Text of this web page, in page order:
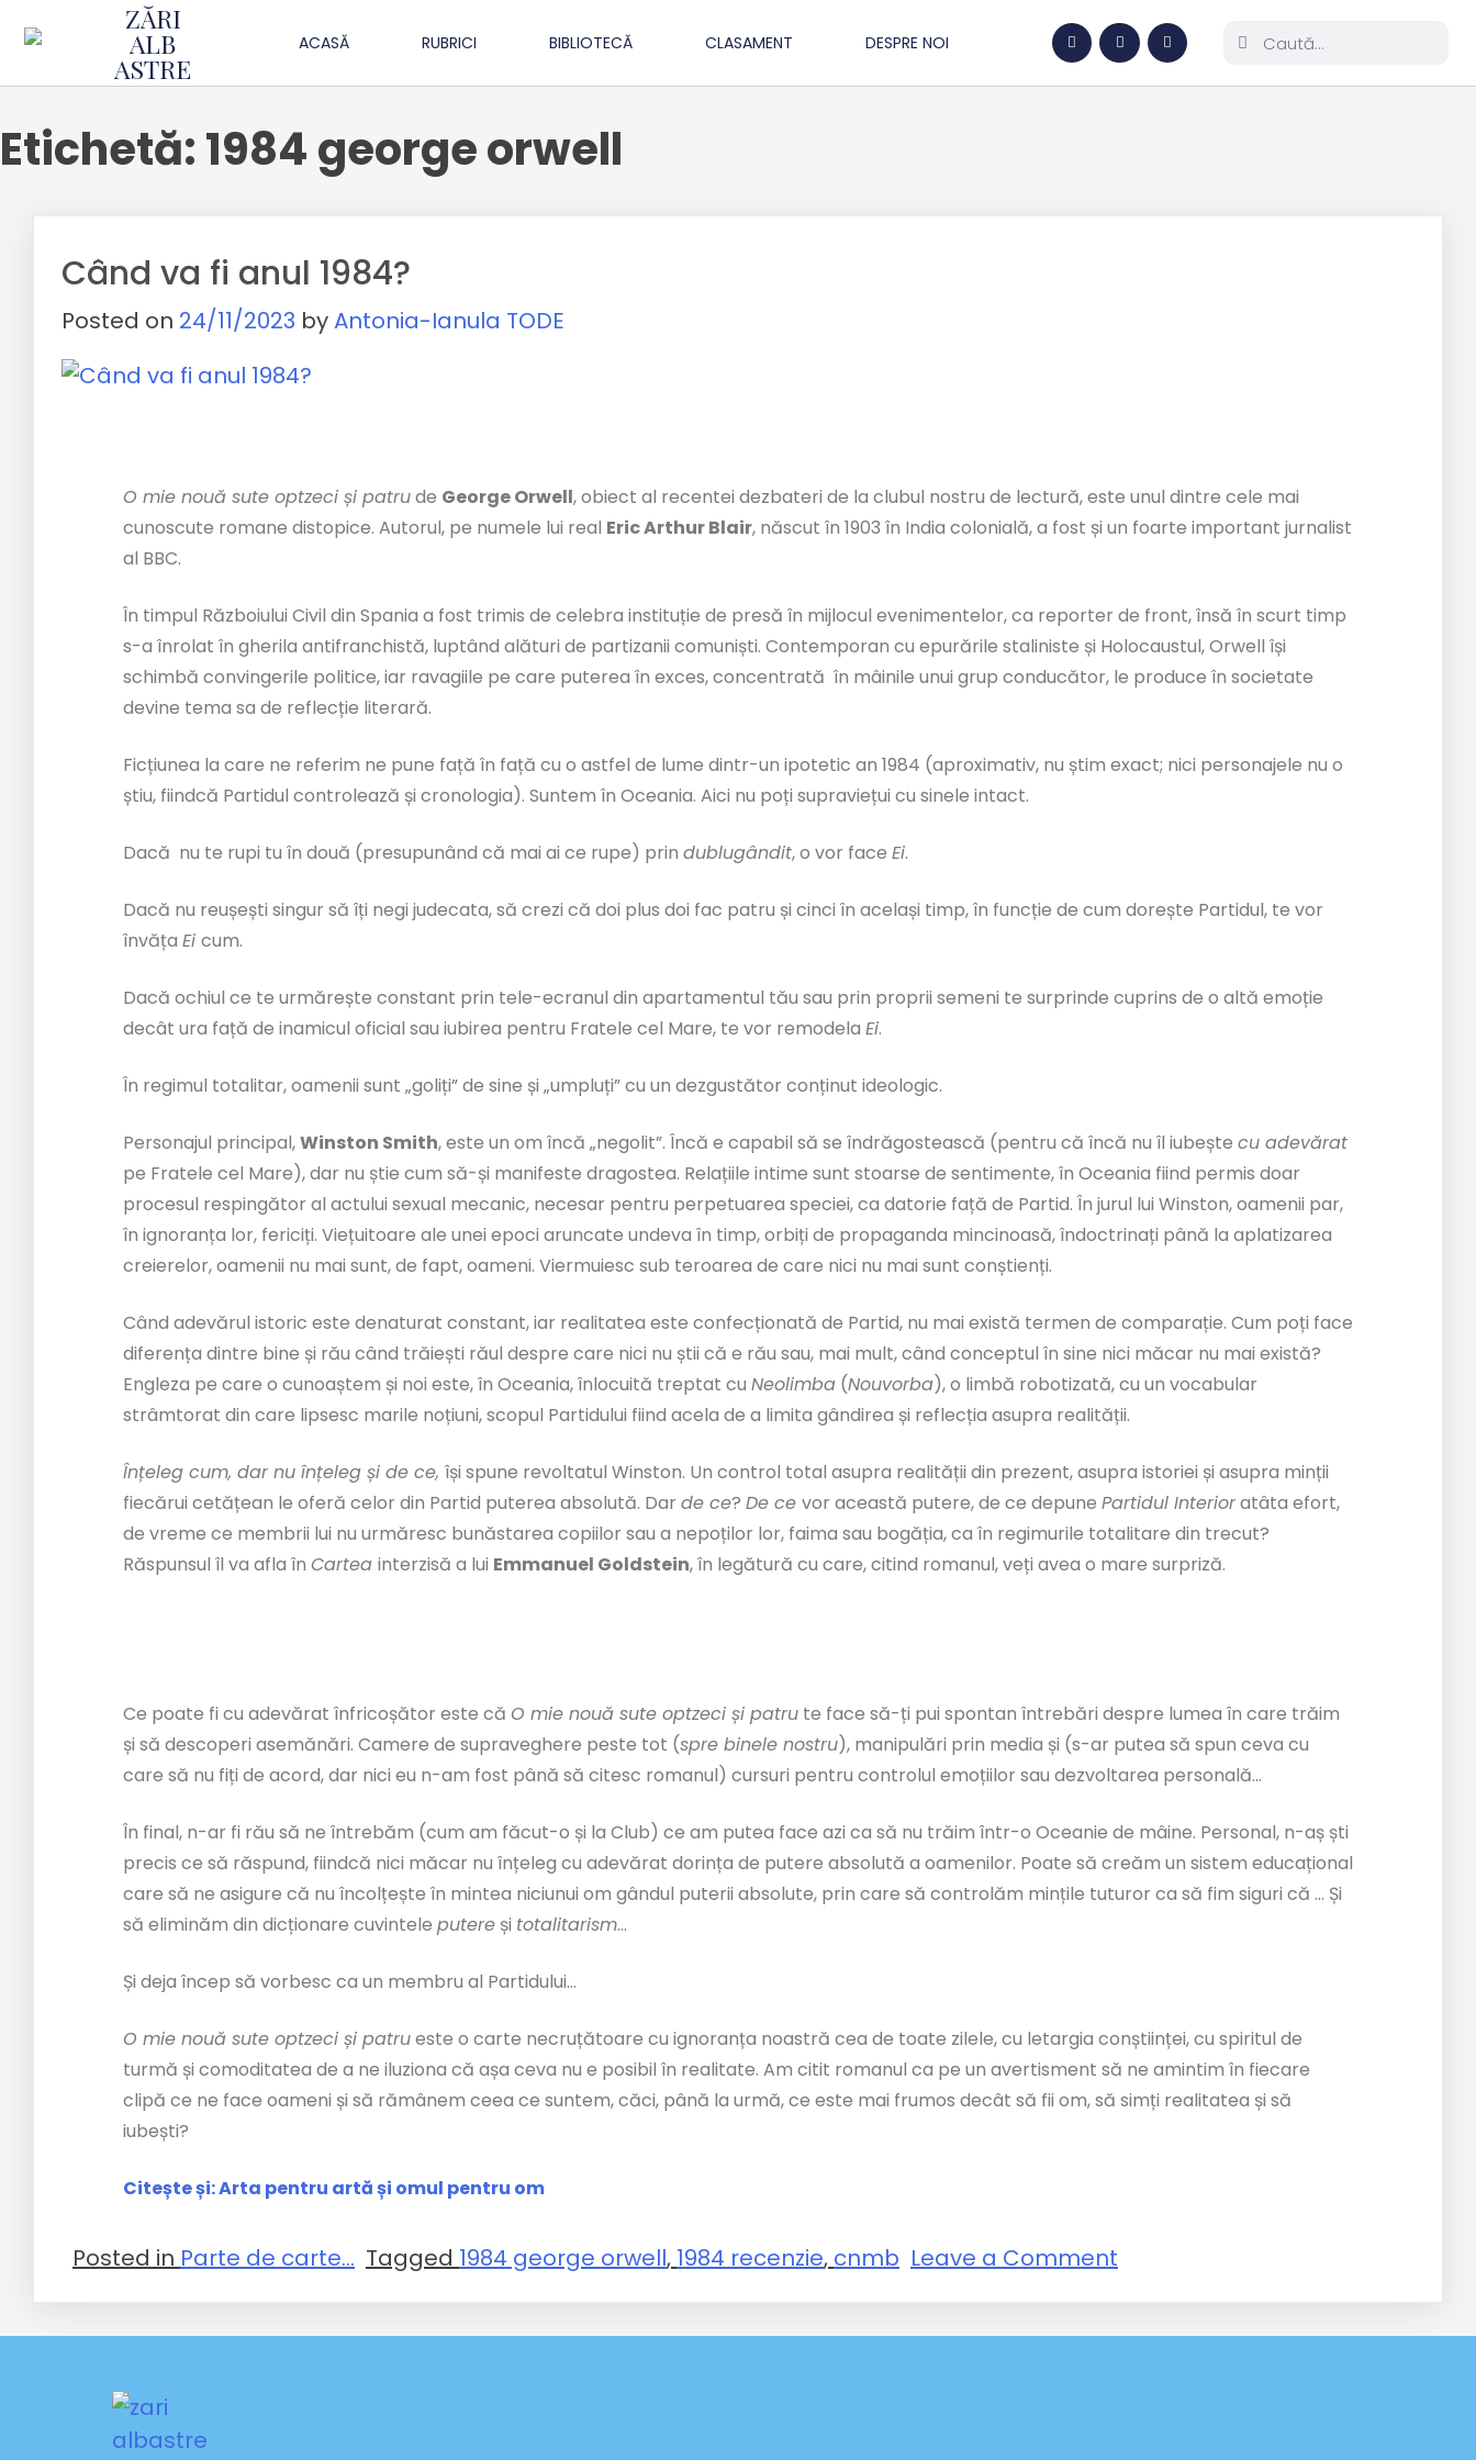
ZĂRI
ALB
ASTRE
ACASĂ RUBRICI BIBLIOTECĂ CLASAMENT DESPRE NOI
Etichetă:1984 george orwell
Când va fi anul 1984?
Posted on 24/11/2023 byAntonia-Ianula TODE
O mie nouă sute optzeci și patrude George Orwell, obiect al recentei dezbateri de la clubul nostru de lectură, este unul dintre cele mai
cunoscute romane distopice. Autorul, pe numele lui real Eric Arthur Blair, născut în 1903 în India colonială, a fost și un foarte important jurnalist
al BBC.
În timpul Războiului Civil din Spania a fost trimis de celebra instituție de presă în mijlocul evenimentelor, ca reporter de front, însă în scurt timp
s-a înrolat în gherila antifranchistă, luptând alături de partizanii comuniști. Contemporan cu epurările staliniste și Holocaustul, Orwell își
schimbă convingerile politice, iar ravagiile pe care puterea în exces, concentrată în mâinile unui grup conducător, le produce în societate
devine tema sa de reflecție literară.
Ficțiunea la care ne referim ne pune față în față cu o astfel de lume dintr-un ipotetic an 1984 (aproximativ, nu știm exact; nici personajele nu o
știu, fiindcă Partidul controlează și cronologia). Suntem în Oceania. Aici nu poți supraviețui cu sinele intact.
Dacă nu te rupi tu în două (presupunând că mai ai ce rupe) prin dublugândit, o vor face Ei.
Dacă nu reușești singur să îți negi judecata, să crezi că doi plus doi fac patru și cinci în același timp, în funcție de cum dorește Partidul, te vor
învăța Ei cum.
Dacă ochiul ce te urmărește constant prin tele-ecranul din apartamentul tău sau prin proprii semeni te surprinde cuprins de o altă emoție
decât ura față de inamicul oficial sau iubirea pentru Fratele cel Mare, te vor remodela Ei.
În regimul totalitar, oamenii sunt „goliți” de sine și „umpluți” cu un dezgustător conținut ideologic.
Personajul principal,Winston Smith, este un om încă „negolit”. Încă e capabil să se îndrăgostească (pentru că încă nu îl iubește cu adevărat
pe Fratele cel Mare), dar nu știe cum să-și manifeste dragostea. Relațiile intime sunt stoarse de sentimente, în Oceania fiind permis doar
procesul respingător al actului sexual mecanic, necesar pentru perpetuarea speciei, ca datorie față de Partid. În jurul lui Winston, oamenii par,
în ignoranța lor, fericiți. Viețuitoare ale unei epoci aruncate undeva în timp, orbiți de propaganda mincinoasă, îndoctrinați până la aplatizarea
creierelor, oamenii nu mai sunt, de fapt, oameni. Viermuiesc sub teroarea de care nici nu mai sunt conștienți.
Când adevărul istoric este denaturat constant, iar realitatea este confecționată de Partid, nu mai există termen de comparație. Cum poți face
diferența dintre bine și rău când trăiești răul despre care nici nu știi că e rău sau, mai mult, când conceptul în sine nici măcar nu mai există?
Engleza pe care o cunoaștem și noi este, în Oceania, înlocuită treptat cu Neolimba (Nouvorba), o limbă robotizată, cu un vocabular
strâmtorat din care lipsesc marile noțiuni, scopul Partidului fiind acela de a limita gândirea și reflecția asupra realității.
Înțeleg cum, dar nu înțeleg și de ce, își spune revoltatul Winston. Un control total asupra realității din prezent, asupra istoriei și asupra minții
fiecărui cetățean le oferă celor din Partid puterea absolută. Dar de ce? De ce vor această putere, de ce depune Partidul Interioratâta efort,
de vreme ce membrii lui nu urmăresc bunăstarea copiilor sau a nepoților lor, faima sau bogăția, ca în regimurile totalitare din trecut?
Răspunsul îl va afla în Cartea interzisă a lui Emmanuel Goldstein, în legătură cu care, citind romanul, veți avea o mare surpriză.
Ce poate fi cu adevărat înfricoșător este că O mie nouă sute optzeci și patru te face să-ți pui spontan întrebări despre lumea în care trăim
și să descoperi asemănări. Camere de supraveghere peste tot (spre binele nostru), manipulări prin media și (s-ar putea să spun ceva cu
care să nu fiți de acord, dar nici eu n-am fost până să citesc romanul) cursuri pentru controlul emoțiilor sau dezvoltarea personală…
În final, n-ar fi rău să ne întrebăm (cum am făcut-o și la Club) ce am putea face azi ca să nu trăim într-o Oceanie de mâine. Personal, n-aș ști
precis ce să răspund, fiindcă nici măcar nu înțeleg cu adevărat dorința de putere absolută a oamenilor. Poate să creăm un sistem educațional
care să ne asigure că nu încolțește în mintea niciunui om gândul puterii absolute, prin care să controlăm mințile tuturor ca să fim siguri că … Și
să eliminăm din dicționare cuvintele putere și totalitarism…
Și deja încep să vorbesc ca un membru al Partidului…
O mie nouă sute optzeci și patrueste o carte necruțătoare cu ignoranța noastră cea de toate zilele, cu letargia conștiinței, cu spiritul de
turmă și comoditatea de a ne iluziona că așa ceva nu e posibil în realitate. Am citit romanul ca pe un avertisment să ne amintim în fiecare
clipă ce ne face oameni și să rămânem ceea ce suntem, căci, până la urmă, ce este mai frumos decât să fii om, să simți realitatea și să
iubești?
Citește și: Arta pentru artă și omul pentru om
Posted in Parte de carte... Tagged 1984 george orwell, 1984 recenzie, cnmb Leave a Comment